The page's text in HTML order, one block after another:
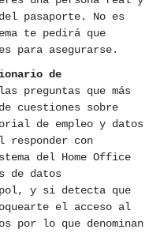
pasaporte. No es
te pedirá que
para asegurarse.
de
preguntas que más
cuestiones sobre
de empleo y datos
responder con
del Home Office
de datos
y si detecta que
el acceso al
por lo que denominan